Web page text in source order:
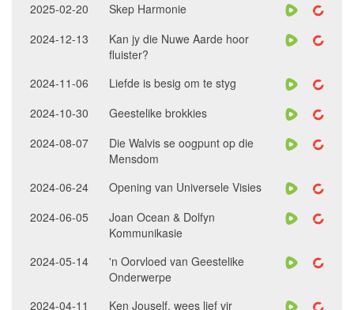
2025-02-20
Skep Harmonie
2024-12-13
Kan jy die Nuwe Aarde hoor
fluister?
2024-11-06
Liefde is besig om te styg
2024-10-30
Geestelike brokkies
2024-08-07
Die Walvis se oogpunt op die
Mensdom
2024-06-24
Opening van Universele Visies
2024-06-05
Joan Ocean & Dolfyn
Kommunikasie
2024-05-14
'n Oorvloed van Geestelike
Onderwerpe
2024-04-11
Ken Jouself, wees lief vir